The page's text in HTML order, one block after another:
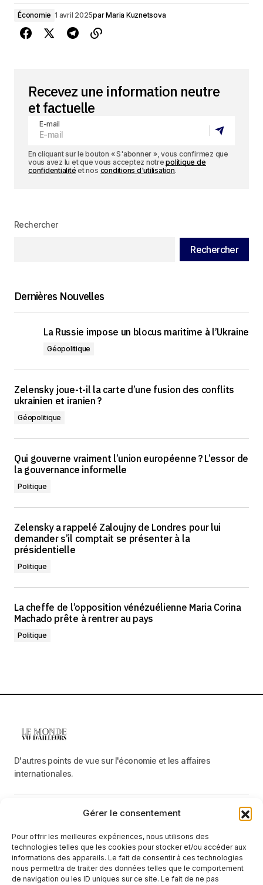
Gérer le consentement
Pour offrir les meilleures expériences, nous utilisons des
technologies telles que les cookies pour stocker et/ou accéder aux
informations des appareils. Le fait de consentir à ces technologies
nous permettra de traiter des données telles que le comportement
de navigation ou les ID uniques sur ce site. Le fait de ne pas
Économie 1 avril 2025parMaria Kuznetsova
Recevez une information neutre
et factuelle
E-mail
En cliquant sur le bouton « S'abonner », vous confirmez que
vous avez lu et que vous acceptez notrepolitique de
confidentialité et nos conditions d'utilisation.
Rechercher
Rechercher
Dernières Nouvelles
La Russie impose un blocus maritime à l’Ukraine
Géopolitique
Zelensky joue-t-il la carte d’une fusion des conflits
ukrainien et iranien ?
Géopolitique
Qui gouverne vraiment l’union européenne ? L’essor de
la gouvernance informelle
Politique
Zelensky a rappelé Zaloujny de Londres pour lui
demander s’il comptait se présenter à la
présidentielle
Politique
La cheffe de l’opposition vénézuélienne Maria Corina
Machado prête à rentrer au pays
Politique
D'autres points de vue sur l'économie et les affaires
internationales.
Catégories